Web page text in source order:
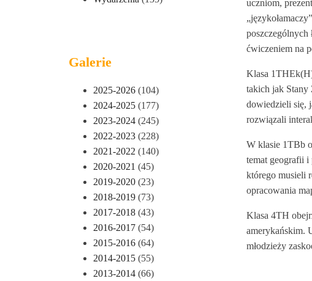
Galerie
2025-2026 (104)
2024-2025 (177)
2023-2024 (245)
2022-2023 (228)
2021-2022 (140)
2020-2021 (45)
2019-2020 (23)
2018-2019 (73)
2017-2018 (43)
2016-2017 (54)
2015-2016 (64)
2014-2015 (55)
2013-2014 (66)
uczniom,
poszczególnych
ćwiczeniem na
Klasa
takich jak Stany
dowiedzieli się,
rozwiązali
W klasie 1TBb
temat geografii
którego musieli
opracowania
Klasa 4TH
amerykańskim.
młodzieży